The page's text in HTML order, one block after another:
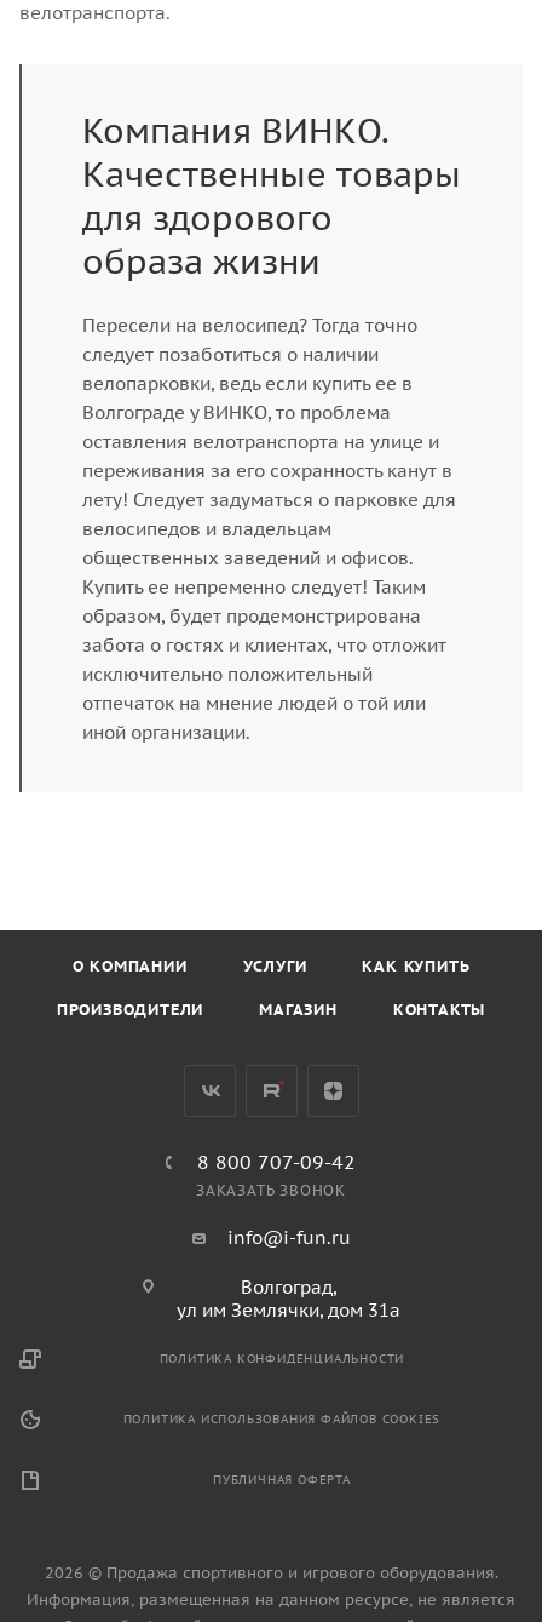
велотранспорта.
Компания ВИНКО.
Качественные товары
для здорового
образа жизни
Пересели на велосипед? Тогда точно
следует позаботиться о наличии
велопарковки, ведь если купить ее в
Волгограде у ВИНКО, то проблема
оставления велотранспорта на улице и
переживания за его сохранность канут в
лету! Следует задуматься о парковке для
велосипедов и владельцам
общественных заведений и офисов.
Купить ее непременно следует! Таким
образом, будет продемонстрирована
забота о гостях и клиентах, что отложит
исключительно положительный
отпечаток на мнение людей о той или
иной организации.
О КОМПАНИИ УСЛУГИ КАК КУПИТЬ
ПРОИЗВОДИТЕЛИ МАГАЗИН КОНТАКТЫ
8 800 707-09-42
ЗАКАЗАТЬ ЗВОНОК
info@i-fun.ru
Волгоград,
ул им Землячки, дом 31а
ПОЛИТИКА КОНФИДЕНЦИАЛЬНОСТИ
ПОЛИТИКА ИСПОЛЬЗОВАНИЯ ФАЙЛОВ COOKIES
ПУБЛИЧНАЯ ОФЕРТА
2026 © Продажа спортивного и игрового оборудования.
Информация, размещенная на данном ресурсе, не является